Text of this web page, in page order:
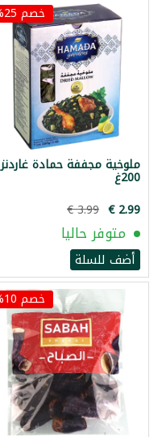
خصم 25%
ملوخية مجففة حمادة غاردنز
200غ
متوفر حاليا
أضف للسلة
خصم 10%